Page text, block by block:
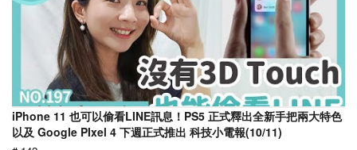
iPhone 11 也可以偷看LINE訊息！PS5 正式釋出全新手把兩大特色
以及 Google PIxel 4 下週正式推出 科技小電報(10/11)